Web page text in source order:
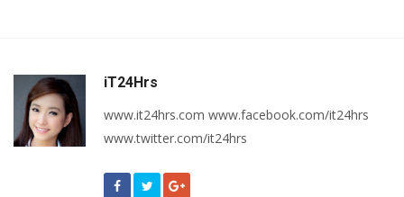
iT24Hrs
www.it24hrs.com www.facebook.com/it24hrs
www.twitter.com/it24hrs